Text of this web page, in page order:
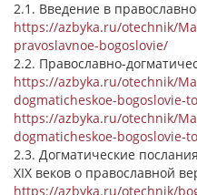
2.1. Введение в
https://azbyka.ru/otechnik/
pravoslavnoe-bogoslovie/
2.2. Православно-
https://azbyka.ru/otechnik/
dogmaticheskoe-bogoslovie-
https://azbyka.ru/otechnik/
dogmaticheskoe-bogoslovie-
2.3. Догматические
XIX веков о православной
https://azbyka.ru/otechnik/